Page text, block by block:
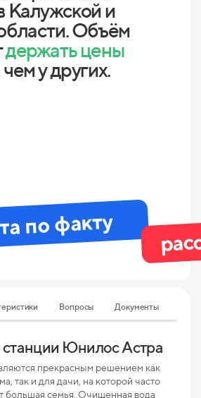
Калужской и
Объём
держать цены
чем у других.
по факту
Вопросы Документы
Юнилос Астра
прекрасным решением как
так и для дачи, на которой часто
большая семья. Очищенная вода